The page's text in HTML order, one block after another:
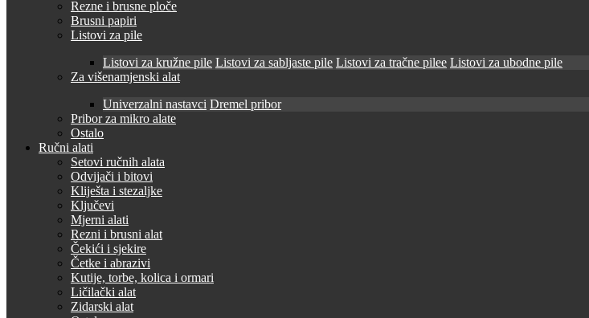
Rezne i brusne ploče
Brusni papiri
Listovi za pile
Listovi za kružne pile Listovi za sabljaste pile Listovi za tračne pilee Listovi za ubodne pile
Za višenamjenski alat
Univerzalni nastavci Dremel pribor
Pribor za mikro alate
Ostalo
Ručni alati
Setovi ručnih alata
Odvijači i bitovi
Kliješta i stezaljke
Ključevi
Mjerni alati
Rezni i brusni alat
Čekići i sjekire
Četke i abrazivi
Kutije, torbe, kolica i ormari
Ličilački alat
Zidarski alat